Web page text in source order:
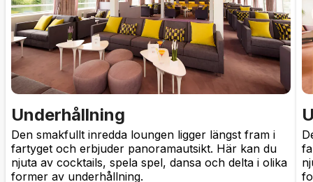
Underhållning
Den smakfullt inredda loungen ligger längst fram i
fartyget och erbjuder panoramautsikt. Här kan du
njuta av cocktails, spela spel, dansa och delta i olika
former av underhållning.